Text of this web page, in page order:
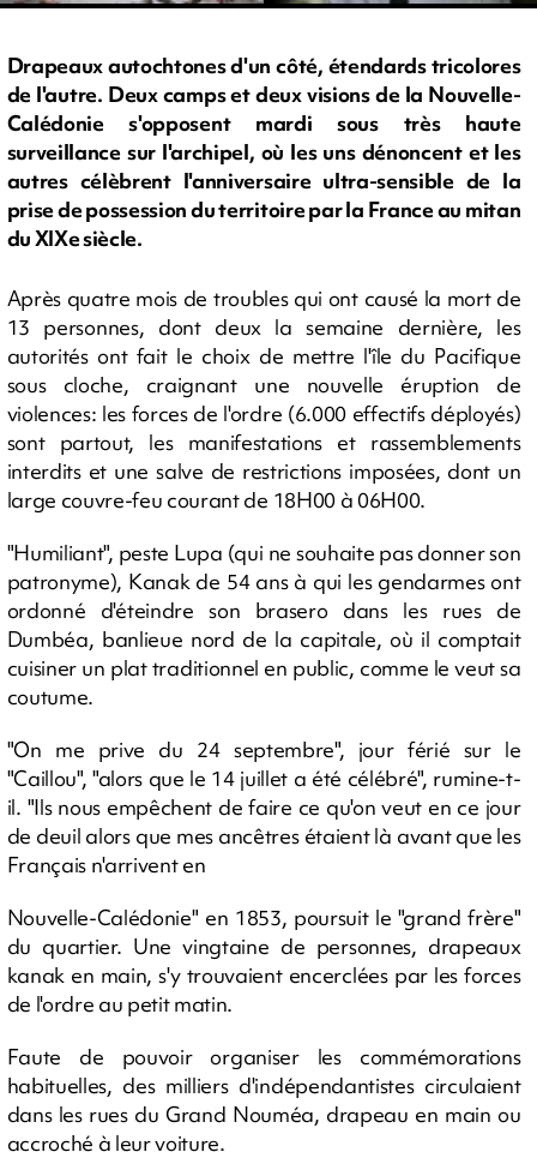
Drapeaux autochtones d'un côté, étendards tricolores
de l'autre. Deux camps et deux visions de la Nouvelle-
Calédonie s'opposent mardi sous très haute
surveillance sur l'archipel, où les uns dénoncent et les
autres célèbrent l'anniversaire ultra-sensible de la
prise de possession du territoire par la France au mitan
du XIXe siècle.
Après quatre mois de troubles qui ont causé la mort de
13 personnes, dont deux la semaine dernière, les
autorités ont fait le choix de mettre l'île du Pacifique
sous cloche, craignant une nouvelle éruption de
violences: les forces de l'ordre (6.000 effectifs déployés)
sont partout, les manifestations et rassemblements
interdits et une salve de restrictions imposées, dont un
large couvre-feu courant de 18H00 à 06H00.
"Humiliant", peste Lupa (qui ne souhaite pas donner son
patronyme), Kanak de 54 ans à qui les gendarmes ont
ordonné d'éteindre son brasero dans les rues de
Dumbéa, banlieue nord de la capitale, où il comptait
cuisiner un plat traditionnel en public, comme le veut sa
coutume.
"On me prive du 24 septembre", jour férié sur le
"Caillou", "alors que le 14 juillet a été célébré", rumine-t-
il. "Ils nous empêchent de faire ce qu'on veut en ce jour
de deuil alors que mes ancêtres étaient là avant que les
Français n'arrivent en
Nouvelle-Calédonie" en 1853, poursuit le "grand frère"
du quartier. Une vingtaine de personnes, drapeaux
kanak en main, s'y trouvaient encerclées par les forces
de l'ordre au petit matin.
Faute de pouvoir organiser les commémorations
habituelles, des milliers d'indépendantistes circulaient
dans les rues du Grand Nouméa, drapeau en main ou
accroché à leur voiture.